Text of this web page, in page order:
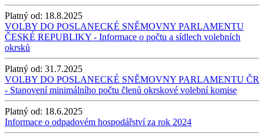
Platný od: 18.8.2025
VOLBY DO POSLANECKÉ SNĚMOVNY PARLAMENTU
ČESKÉ REPUBLIKY - Informace o počtu a sídlech volebních
okrsků
Platný od: 31.7.2025
VOLBY DO POSLANECKÉ SNĚMOVNY PARLAMENTU ČR
- Stanovení minimálního počtu členů okrskové volební komise
Platný od: 18.6.2025
Informace o odpadovém hospodářství za rok 2024